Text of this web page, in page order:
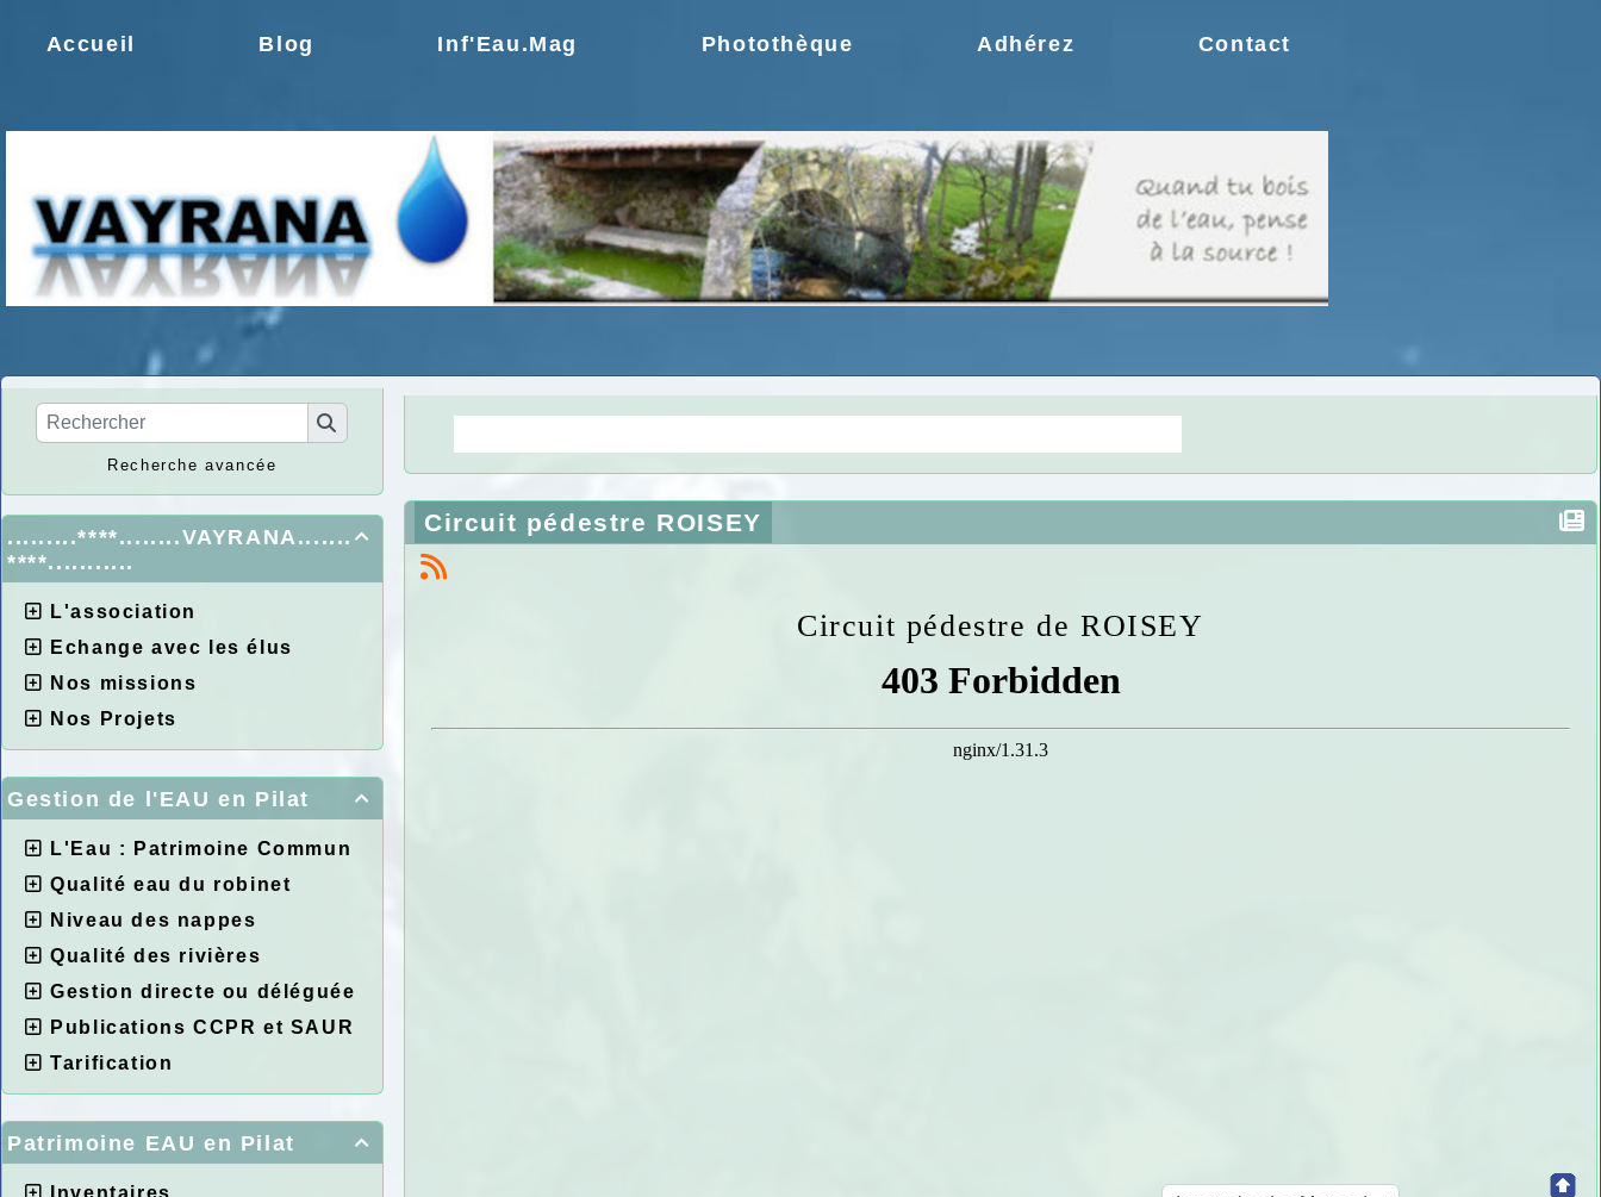
Accueil Blog Inf'Eau.Mag Photothèque Adhérez Contact
Recherche avancée

.........****........VAYRANA.......
****...........
L'association
Echange avec les élus
Nos missions
Nos Projets

Gestion de l'EAU en Pilat
L'Eau : Patrimoine Commun
Qualité eau du robinet
Niveau des nappes
Qualité des rivières
Gestion directe ou déléguée
Publications CCPR et SAUR
Tarification

Patrimoine EAU en Pilat
Inventaires
Circuit pédestre ROISEY
Circuit pédestre de ROISEY